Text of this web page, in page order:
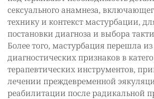
сексуального анамнеза,
технику и контекст мастурбации,
постановки диагноза и выбора
Более того, мастурбация перешла
диагностических признаков в
терапевтических инструментов,
лечении преждевременной
реабилитации после радикальной